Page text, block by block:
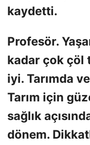
kaydetti.
Profesör.
kadar çok çöl
iyi. Tarımda
Tarım için
sağlık
dönem.